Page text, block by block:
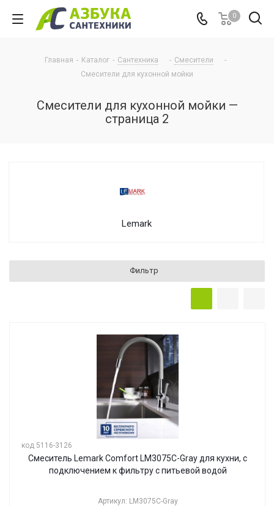
0
Главная - Каталог - Сантехника - Смесители
-
Смесители для кухонной мойки
Смесители для кухонной мойки —
страница 2
Lemark
Фильтр
код 5116-3126
Смеситель Lemark Comfort LM3075C-Gray для кухни, с
подключением к фильтру с питьевой водой
Артикул: LM3075C-Gray